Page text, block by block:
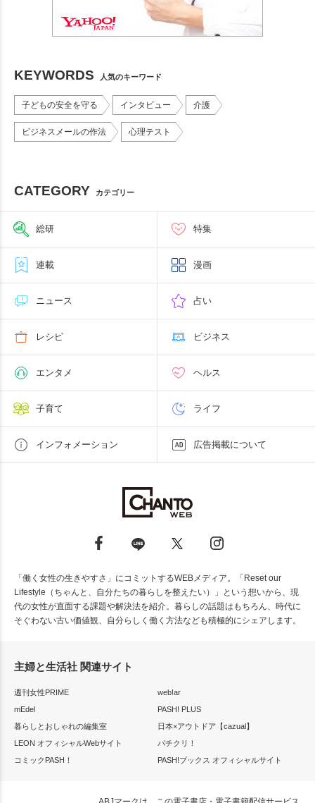
KEYWORDS 人気のキーワード
子どもの安全を守る インタビュー 介護
ビジネスメールの作法 心理テスト
CATEGORY カテゴリー
総研 特集
連載 漫画
ニュース 占い
レシピ ビジネス
エンタメ ヘルス
子育て ライフ
インフォメーション 広告掲載について
「働く女性の生きやすさ」にコミットするWEBメディア。「Reset our
Lifestyle（ちゃんと、自分たちの暮らしを整えたい）」という想いから、現
代の女性が直面する課題や解決法を紹介。暮らしの話題はもちろん、時代に
そぐわない古い価値観、自分らしく働く方法なども積極的にシェアします。
主婦と生活社 関連サイト
週刊女性PRIME
web!ar
mEdel
PASH! PLUS
暮らしとおしゃれの編集室
日本×アウトドア【cazual】
LEON オフィシャルWebサイト
パチクリ！
コミックPASH！
PASH!ブックス オフィシャルサイト